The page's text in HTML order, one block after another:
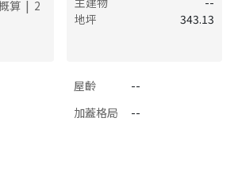
算 | 2
地坪
343.13
屋齡
--
加蓋格局
--